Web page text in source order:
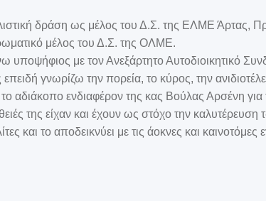
δράση ως μέλος του Δ.Σ. της ΕΛΜΕ Άρτας,
μέλος του Δ.Σ. της ΟΛΜΕ.
υποψήφιος με τον Ανεξάρτητο Αυτοδιοικητικό
γνωρίζω την πορεία, το κύρος, την
το αδιάκοπο ενδιαφέρον της κας Βούλας Αρσένη
της είχαν και έχουν ως στόχο την
και το αποδεικνύει με τις άοκνες και καινοτόμες